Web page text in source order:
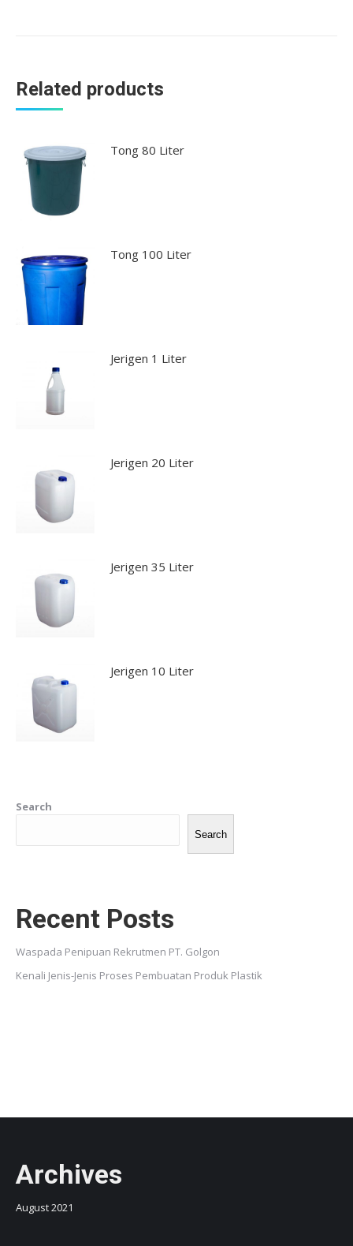
Related products
Tong 80 Liter
Tong 100 Liter
Jerigen 1 Liter
Jerigen 20 Liter
Jerigen 35 Liter
Jerigen 10 Liter
Search
Search
Recent Posts
Waspada Penipuan Rekrutmen PT. Golgon
Kenali Jenis-Jenis Proses Pembuatan Produk Plastik
Archives
August 2021